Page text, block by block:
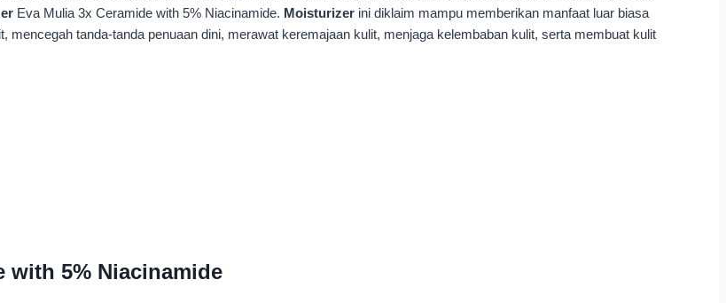
Eva Mulia 3x Ceramide with 5% Niacinamide. Moisturizer ini diklaim mampu memberikan manfaat luar biasa
tanda-tanda penuaan dini, merawat keremajaan kulit, menjaga kelembaban kulit, serta membuat kulit
with 5% Niacinamide